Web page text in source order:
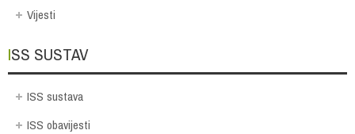
Vijesti
ISS SUSTAV
ISS sustava
ISS obavijesti